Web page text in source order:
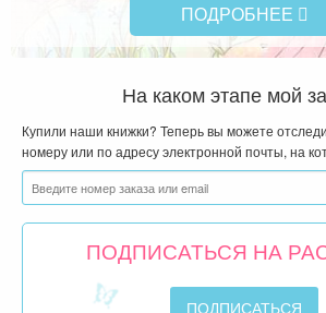
ПОДРОБНЕЕ
На каком этапе мой
Купили наши книжки? Теперь вы можете
номеру или по адресу электронной почты, на
ПОДПИСАТЬСЯ НА